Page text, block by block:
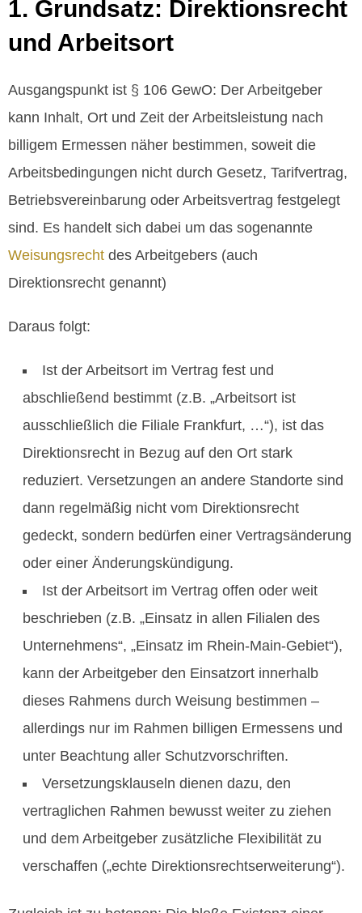
1. Grundsatz: Direktionsrecht
und Arbeitsort
Ausgangspunkt ist § 106 GewO: Der Arbeitgeber
kann Inhalt, Ort und Zeit der Arbeitsleistung nach
billigem Ermessen näher bestimmen, soweit die
Arbeitsbedingungen nicht durch Gesetz, Tarifvertrag,
Betriebsvereinbarung oder Arbeitsvertrag festgelegt
sind. Es handelt sich dabei um das sogenannte
Weisungsrecht des Arbeitgebers (auch
Direktionsrecht genannt)
Daraus folgt:
Ist der Arbeitsort im Vertrag fest und
abschließend bestimmt (z.B. „Arbeitsort ist
ausschließlich die Filiale Frankfurt, …“), ist das
Direktionsrecht in Bezug auf den Ort stark
reduziert. Versetzungen an andere Standorte sind
dann regelmäßig nicht vom Direktionsrecht
gedeckt, sondern bedürfen einer Vertragsänderung
oder einer Änderungskündigung.
Ist der Arbeitsort im Vertrag offen oder weit
beschrieben (z.B. „Einsatz in allen Filialen des
Unternehmens“, „Einsatz im Rhein‑Main‑Gebiet“),
kann der Arbeitgeber den Einsatzort innerhalb
dieses Rahmens durch Weisung bestimmen –
allerdings nur im Rahmen billigen Ermessens und
unter Beachtung aller Schutzvorschriften.
Versetzungsklauseln dienen dazu, den
vertraglichen Rahmen bewusst weiter zu ziehen
und dem Arbeitgeber zusätzliche Flexibilität zu
verschaffen („echte Direktionsrechtserweiterung“).